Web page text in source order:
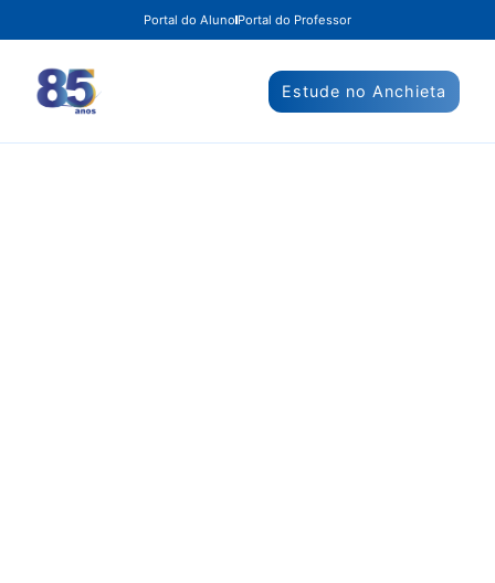
Portal do Aluno Portal do Professor
Estude no Anchieta